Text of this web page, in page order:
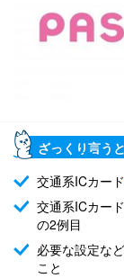
ざっくり言うと
交通系ICカード
交通系ICカー
の2例目
必要な設定な
こと